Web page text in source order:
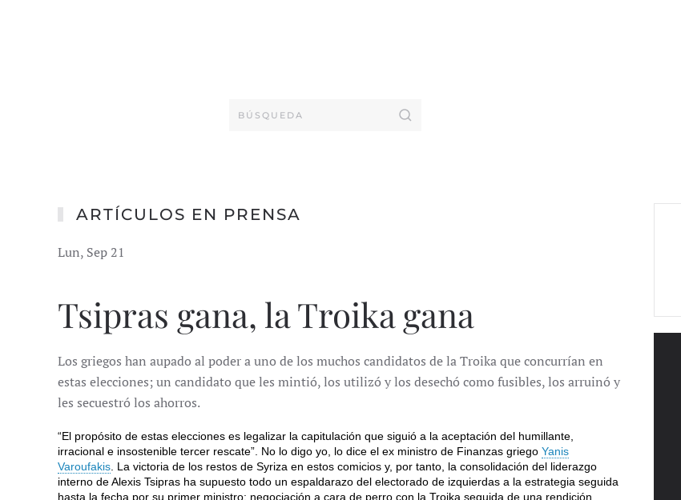
ARTÍCULOS EN PRENSA
Lun, Sep 21
Tsipras gana, la Troika gana
Los griegos han aupado al poder a uno de los muchos candidatos de la Troika que concurrían en
estas elecciones; un candidato que les mintió, los utilizó y los desechó como fusibles, los arruinó y
les secuestró los ahorros.
“El propósito de estas elecciones es legalizar la capitulación que siguió a la aceptación del humillante,
irracional e insostenible tercer rescate”. No lo digo yo, lo dice el ex ministro de Finanzas griego Yanis
Varoufakis . La victoria de los restos de Syriza en estos comicios y, por tanto, la consolidación del liderazgo
interno de Alexis Tsipras ha supuesto todo un espaldarazo del electorado de izquierdas a la estrategia seguida
hasta la fecha por su primer ministro: negociación a cara de perro con la Troika seguida de una rendición